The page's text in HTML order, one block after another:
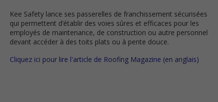
Kee Safety lance ses passerelles de franchissement sécurisées
qui permettent d’établir des voies sûres et efficaces pour les
employés de maintenance, de construction ou autre personnel
devant accéder à des toits plats ou à pente douce.
Cliquez ici pour lire l'article de Roofing Magazine (en anglais)